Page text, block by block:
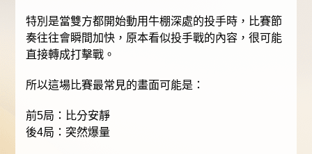
特別是當雙方都開始動用牛棚深處的投手時，比賽節
奏往往會瞬間加快，原本看似投手戰的內容，很可能
直接轉成打擊戰。
所以這場比賽最常見的畫面可能是：
前5局：比分安靜
後4局：突然爆量